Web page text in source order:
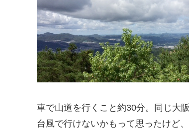
車で山道を行くこと約30分。同じ大
台風で行けないかもって思ったけど